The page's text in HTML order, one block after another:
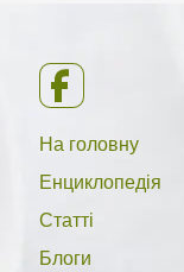
На головну
Енциклопедія
Статті
Блоги